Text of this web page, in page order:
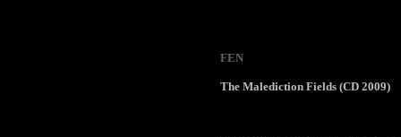
FEN
The Malediction Fields (CD 2009)